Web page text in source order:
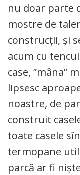
nu doar parte
mostre de
construcții, și
acum cu
case, ”mâna”
lipsesc
noastre, de
construit
toate casele
termopane
parcă ar fi